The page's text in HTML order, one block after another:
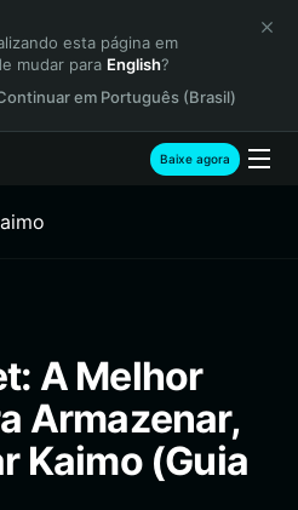
esta página em
mudar para English?
em Português (Brasil)
Baixe agora
A Melhor
Armazenar,
Kaimo (Guia